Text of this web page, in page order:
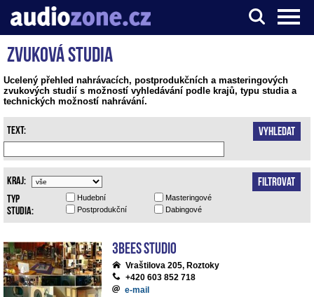
Server o digitálním zpracování zvuku
Zvuková studia
Ucelený přehled nahrávacích, postprodukčních a masteringových
zvukových studií s možností vyhledávání podle krajů, typu studia a
technických možností nahrávání.
Vyhledat
Text:
Filtrovat
Kraj:
Masteringové
Dabingové
Hudební
Postprodukční
Typ
studia:
3bees studio
Vraštilova 205, Roztoky
+420 603 852 718
e-mail